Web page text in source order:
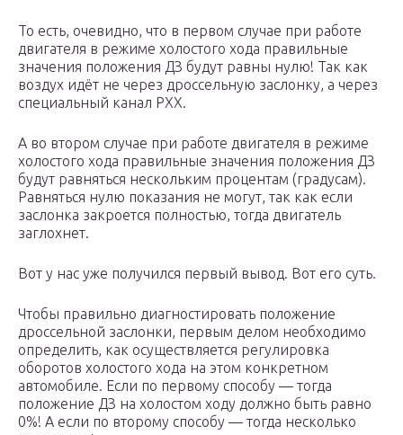
То есть, очевидно, что в первом случае при работе
двигателя в режиме холостого хода правильные
значения положения ДЗ будут равны нулю! Так как
воздух идёт не через дроссельную заслонку, а через
специальный канал РХХ.
А во втором случае при работе двигателя в режиме
холостого хода правильные значения положения ДЗ
будут равняться нескольким процентам (градусам).
Равняться нулю показания не могут, так как если
заслонка закроется полностью, тогда двигатель
заглохнет.
Вот у нас уже получился первый вывод. Вот его суть.
Чтобы правильно диагностировать положение
дроссельной заслонки, первым делом необходимо
определить, как осуществляется регулировка
оборотов холостого хода на этом конкретном
автомобиле. Если по первому способу — тогда
положение ДЗ на холостом ходу должно быть равно
0%! А если по второму способу — тогда несколько